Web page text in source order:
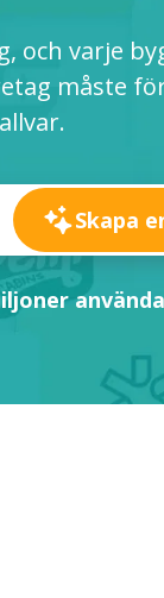
och varje
måste
Skapa